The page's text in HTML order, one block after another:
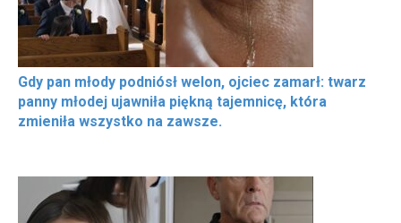
Gdy pan młody podniósł welon, ojciec zamarł: twarz
panny młodej ujawniła piękną tajemnicę, która
zmieniła wszystko na zawsze.